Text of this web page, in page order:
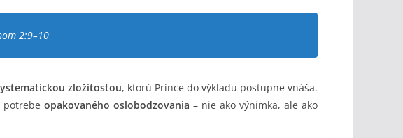
2:9–10
zložitosťou, ktorú Prince do výkladu postupne vnáša.
potrebe opakovaného oslobodzovania – nie ako výnimka, ale ako